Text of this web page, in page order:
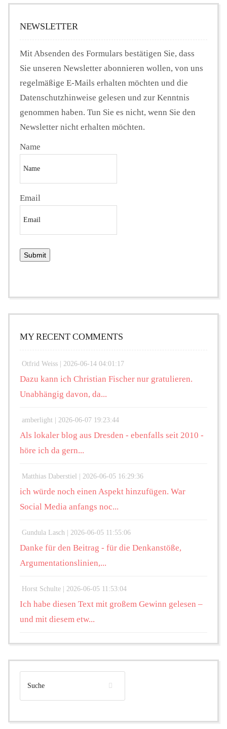
NEWSLETTER
Mit Absenden des Formulars bestätigen Sie, dass
Sie unseren Newsletter abonnieren wollen, von uns
regelmäßige E-Mails erhalten möchten und die
Datenschutzhinweise gelesen und zur Kenntnis
genommen haben. Tun Sie es nicht, wenn Sie den
Newsletter nicht erhalten möchten.
Name
Email
MY RECENT COMMENTS
Otfrid Weiss | 2026-06-14 04:01:17
Dazu kann ich Christian Fischer nur gratulieren.
Unabhängig davon, da...
amberlight | 2026-06-07 19:23:44
Als lokaler blog aus Dresden - ebenfalls seit 2010 -
höre ich da gern...
Matthias Daberstiel | 2026-06-05 16:29:36
ich würde noch einen Aspekt hinzufügen. War
Social Media anfangs noc...
Gundula Lasch | 2026-06-05 11:55:06
Danke für den Beitrag - für die Denkanstöße,
Argumentationslinien,...
Horst Schulte | 2026-06-05 11:53:04
Ich habe diesen Text mit großem Gewinn gelesen –
und mit diesem etw...